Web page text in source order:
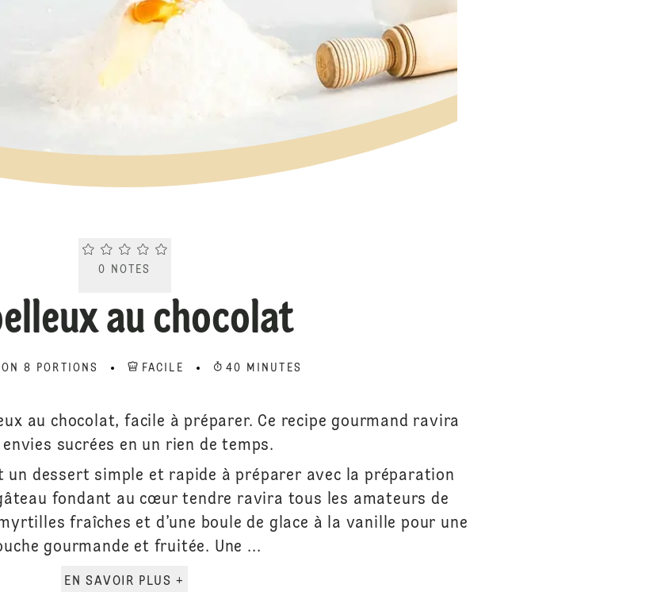
Current rating 0.0. Click to rate.
0 NOTES
au chocolat
8 PORTIONS FACILE 40 MINUTES
au chocolat, facile à préparer. Ce recipe gourmand ravira
sucrées en un rien de temps.
un dessert simple et rapide à préparer avec la préparation
fondant au cœur tendre ravira tous les amateurs de
fraîches et d’une boule de glace à la vanille pour une
gourmande et fruitée. Une ...
EN SAVOIR PLUS +